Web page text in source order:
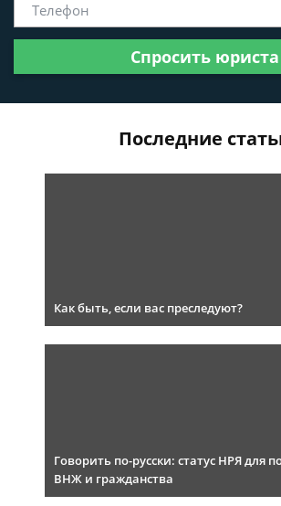
Спросить юриста
Последние
Как быть, если вас преследуют?
Говорить по-русски: статус НРЯ для
ВНЖ и гражданства